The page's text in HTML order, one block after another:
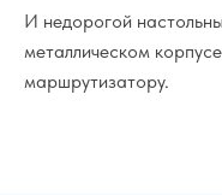
И недорогой
металлическом
маршрутизатору.